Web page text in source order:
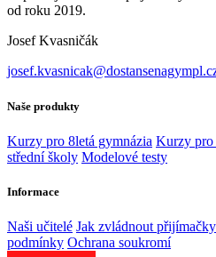
od roku 2019.
Josef Kvasničák
Naše produkty
Kurzy pro 8letá gymnázia Kurzy pro
střední školy Modelové testy
Informace
Naši učitelé Jak zvládnout
podmínky Ochrana soukromí